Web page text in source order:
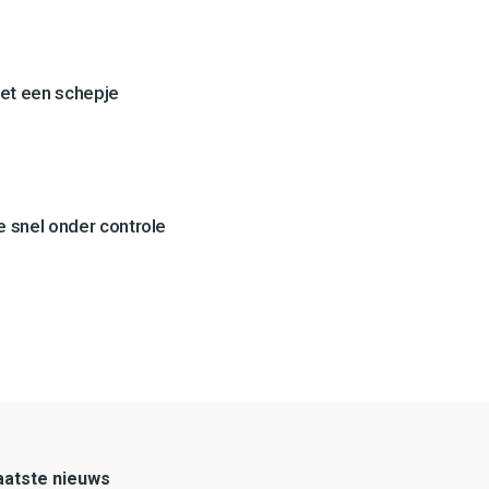
een schepje
snel onder controle
nieuws